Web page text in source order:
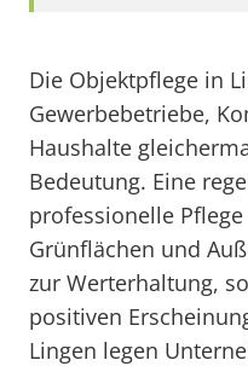
Die Objektpflege in
Gewerbebetriebe,
Haushalte
Bedeutung. Eine
professionelle
Grünflächen und
zur Werterhaltung,
positiven
Lingen legen